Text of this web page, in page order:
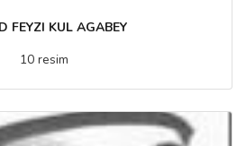
FEYZI KUL AGABEY
10 resim